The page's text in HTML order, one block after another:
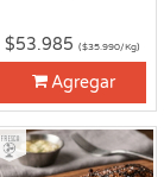
$53.985 ($35.990/Kg)
Agregar
Fresco